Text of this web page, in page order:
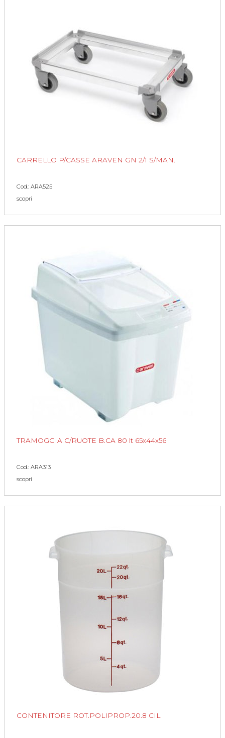
CARRELLO P/CASSE ARAVEN GN 2/1 S/MAN.
Cod.: ARA525
scopri
TRAMOGGIA C/RUOTE B.CA 80 lt 65x44x56
Cod.: ARA313
scopri
CONTENITORE ROT.POLIPROP.20.8 CIL